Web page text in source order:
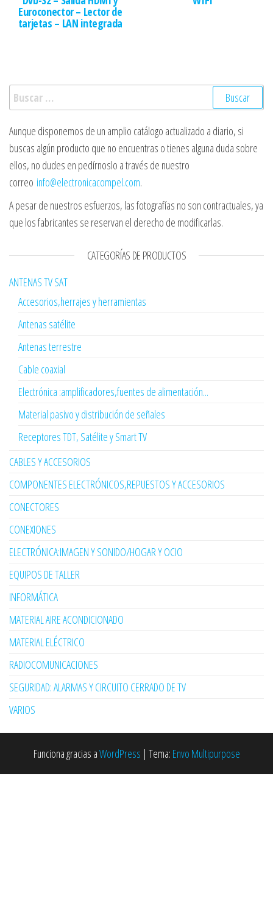
Euroconector – Lector de
tarjetas – LAN integrada
Buscar:
Aunque disponemos de un amplio catálogo actualizado a diario, si
buscas algún producto que no encuentras o tienes alguna duda sobre
ellos, no dudes en pedírnoslo a través de nuestro
correo info@electronicacompel.com.
A pesar de nuestros esfuerzos, las fotografías no son contractuales, ya
que los fabricantes se reservan el derecho de modificarlas.
CATEGORÍAS DE PRODUCTOS
ANTENAS TV SAT
Accesorios,herrajes y herramientas
Antenas satélite
Antenas terrestre
Cable coaxial
Electrónica :amplificadores,fuentes de alimentación...
Material pasivo y distribución de señales
Receptores TDT, Satélite y Smart TV
CABLES Y ACCESORIOS
COMPONENTES ELECTRÓNICOS,REPUESTOS Y ACCESORIOS
CONECTORES
CONEXIONES
ELECTRÓNICA:IMAGEN Y SONIDO/HOGAR Y OCIO
EQUIPOS DE TALLER
INFORMÁTICA
MATERIAL AIRE ACONDICIONADO
MATERIAL ELÉCTRICO
RADIOCOMUNICACIONES
SEGURIDAD: ALARMAS Y CIRCUITO CERRADO DE TV
VARIOS
Funciona gracias aWordPress | Tema: Envo Multipurpose